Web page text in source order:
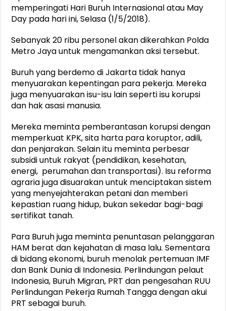
memperingati Hari Buruh Internasional atau May
Day pada hari ini, Selasa (1/5/2018).
Sebanyak 20 ribu personel akan dikerahkan Polda
Metro Jaya untuk mengamankan aksi tersebut.
Buruh yang berdemo di Jakarta tidak hanya
menyuarakan kepentingan para pekerja. Mereka
juga menyuarakan isu-isu lain seperti isu korupsi
dan hak asasi manusia.
Mereka meminta pemberantasan korupsi dengan
memperkuat KPK, sita harta para koruptor, adili,
dan penjarakan. Selain itu meminta perbesar
subsidi untuk rakyat (pendidikan, kesehatan,
energi, perumahan dan transportasi). Isu reforma
agraria juga disuarakan untuk menciptakan sistem
yang menyejahterakan petani dan memberi
kepastian ruang hidup, bukan sekedar bagi-bagi
sertifikat tanah.
Para Buruh juga meminta penuntasan pelanggaran
HAM berat dan kejahatan di masa lalu. Sementara
di bidang ekonomi, buruh menolak pertemuan IMF
dan Bank Dunia di Indonesia. Perlindungan pelaut
Indonesia, Buruh Migran, PRT dan pengesahan RUU
Perlindungan Pekerja Rumah Tangga dengan akui
PRT sebagai buruh.